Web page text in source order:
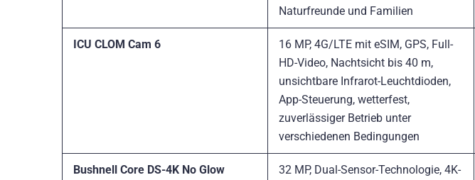
Naturfreunde und Familien
ICU CLOM Cam 6
16 MP, 4G/LTE mit eSIM, GPS, Full-
HD-Video, Nachtsicht bis 40 m,
unsichtbare Infrarot-Leuchtdioden,
App-Steuerung, wetterfest,
zuverlässiger Betrieb unter
verschiedenen Bedingungen
Bushnell Core DS-4K No Glow
32 MP, Dual-Sensor-Technologie, 4K-